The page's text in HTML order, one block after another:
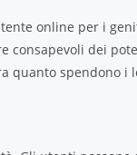
online per i
consapevoli dei
quanto spendono i